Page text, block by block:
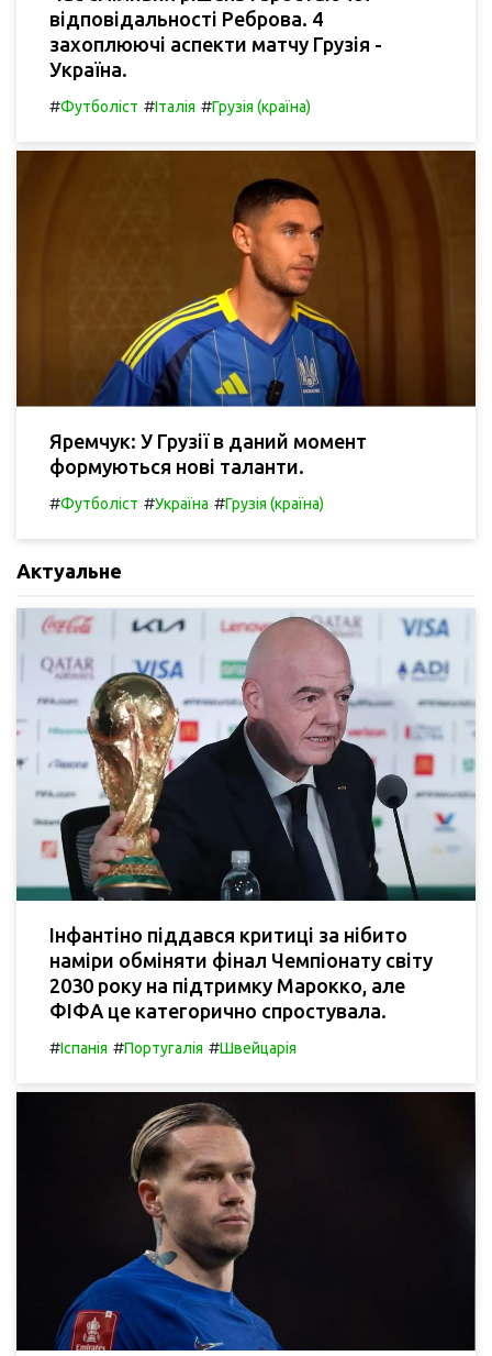
відповідальності Реброва. 4
захоплюючі аспекти матчу Грузія -
Україна.
#Футболіст #Італія #Грузія (країна)
Яремчук: У Грузії в даний момент
формуються нові таланти.
#Футболіст #Україна #Грузія (країна)
Актуальне
Інфантіно піддався критиці за нібито
наміри обміняти фінал Чемпіонату світу
2030 року на підтримку Марокко, але
ФІФА це категорично спростувала.
#Іспанія #Португалія #Швейцарія